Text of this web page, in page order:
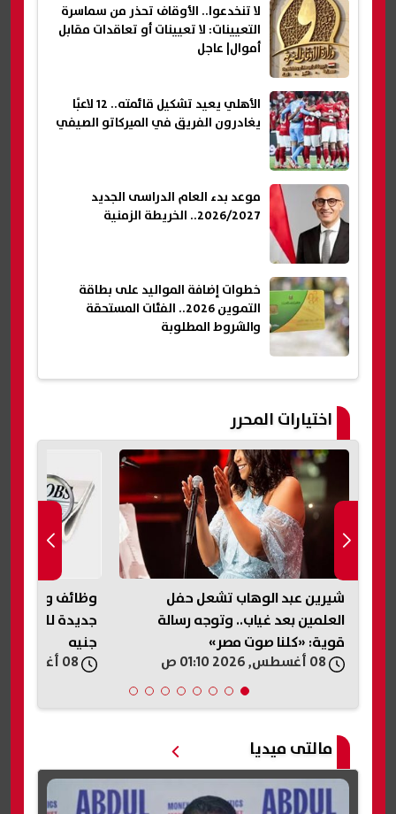
لا تنخدعوا.. الأوقاف تحذر من سماسرة
التعيينات: لا تعيينات أو تعاقدات مقابل
أموال| عاجل
الأهلي يعيد تشكيل قائمته.. 12 لاعبًا
يغادرون الفريق في الميركاتو الصيفي
موعد بدء العام الدراسى الجديد
2026/2027.. الخريطة الزمنية
خطوات إضافة المواليد على بطاقة
التموين 2026.. الفئات المستحقة
والشروط المطلوبة
اختيارات المحرر
وظائف وزارة العمل 2026.. فرص
جنيه
يغادرون
الصيفي
مالتى ميديا